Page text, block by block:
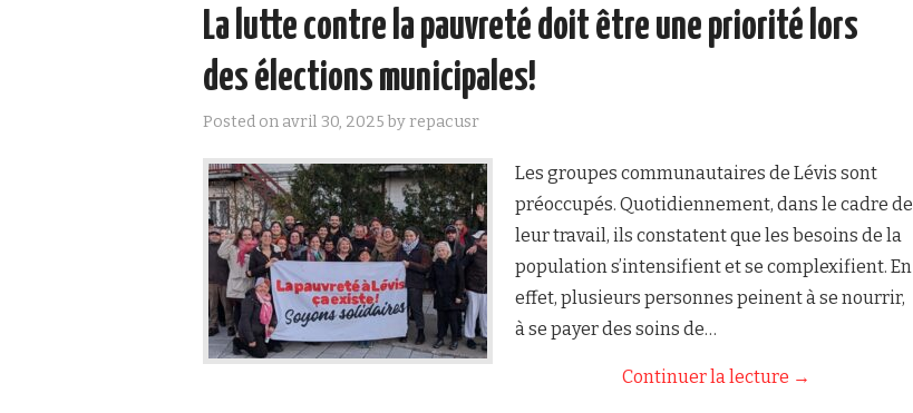
La lutte contre la pauvreté doit être une priorité lors
des élections municipales!
Posted on avril 30, 2025 byrepacusr
Les groupes communautaires de Lévis sont
préoccupés. Quotidiennement, dans le cadre de
leur travail, ils constatent que les besoins de la
population s’intensifient et se complexifient. En
effet, plusieurs personnes peinent à se nourrir,
à se payer des soins de…
Continuer la lecture →